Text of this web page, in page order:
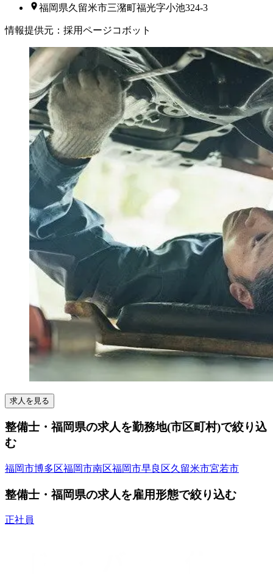
福岡県久留米市三潴町福光字小池324-3
情報提供元 ： 採用ページコボット
求人を見る
整備士・福岡県の求人を勤務地(市区町村)で絞り込
む
福岡市博多区福岡市南区福岡市早良区久留米市宮若市
整備士・福岡県の求人を雇用形態で絞り込む
正社員